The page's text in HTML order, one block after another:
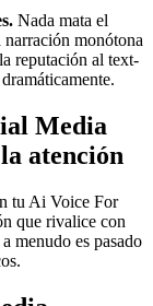
Nada mata el
narración monótona
reputación al text-
Media
atención
tu Ai Voice For
que rivalice con
menudo es pasado